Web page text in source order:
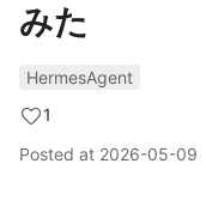
みた
HermesAgent
1
Posted at 2026-05-09